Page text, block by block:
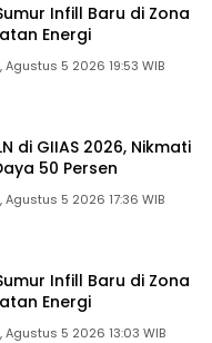
Infill Baru di Zona
Energi
Agustus 5 2026 19:53 WIB
di GIIAS 2026, Nikmati
50 Persen
Agustus 5 2026 17:36 WIB
Infill Baru di Zona
Energi
Agustus 5 2026 13:03 WIB